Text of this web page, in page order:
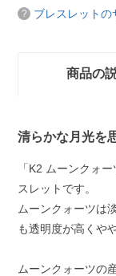
ブレスレットの
商品の
清らかな月光を
「K2 ムーンクォ
スレットです。
ムーンクォーツは
も透明度が高くや
ムーンクォーツの